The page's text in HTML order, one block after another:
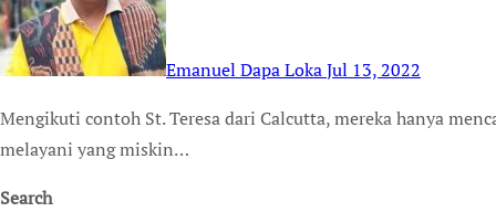
Emanuel Dapa LokaJul 13, 2022
Mengikuti contoh St. Teresa dari Calcutta, mereka hanya mencari “satu hak istimewa”, yakni mencintai dan
melayani yang miskin…
Search